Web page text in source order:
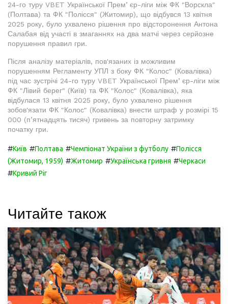
24-го туру VBET Української Премʼєр-ліги між ФК "Ворскла"
(Полтава) та ФК "Полісся" (Житомир), що відбувся 13 квітня
2025 року, було ухвалено рішення про відсторонення Антона
Салабая від участі в змаганнях на два матчі через серйозне
порушення правил гри.
Після аналізу матеріалів, пов'язаних із можливим
порушенням Регламенту УПЛ з боку ФК "Колос" (Ковалівка)
під час зустрічі 24-го туру VBET Української Премʼєр-ліги між
ФК "Лівий берег" (Київ) та ФК "Колос" (Ковалівка), яка
відбулася 13 квітня 2025 року, було ухвалено рішення
зобов'язати ФК "Колос" (Ковалівка) внести штраф у розмірі 15
000 (п’ятнадцять тисяч) гривень за повторну затримку
початку гри.
#Київ #Полтава #Чемпіонат України з футболу #Полісся
(Житомир, 1959) #Житомир #Українська гривня #Черкаси
#Кривий Ріг
Читайте також